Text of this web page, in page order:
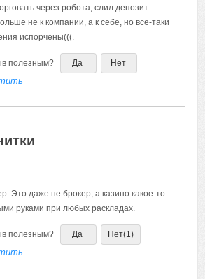
через робота, слил депозит.
не к компании, а к себе, но все-таки
испорчены(((.
полезным? Да Нет
Это даже не брокер, а казино какое-то.
руками при любых раскладах.
полезным? Да Нет(1)